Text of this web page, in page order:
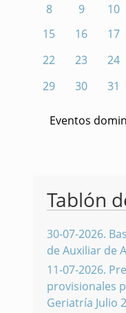
8
9 10
15
16 17
22
23 24
29
30 31
Eventos
Tablón
30-07-2026.
de Auxiliar de
11-07-2026.
provisionales
Geriatría Julio